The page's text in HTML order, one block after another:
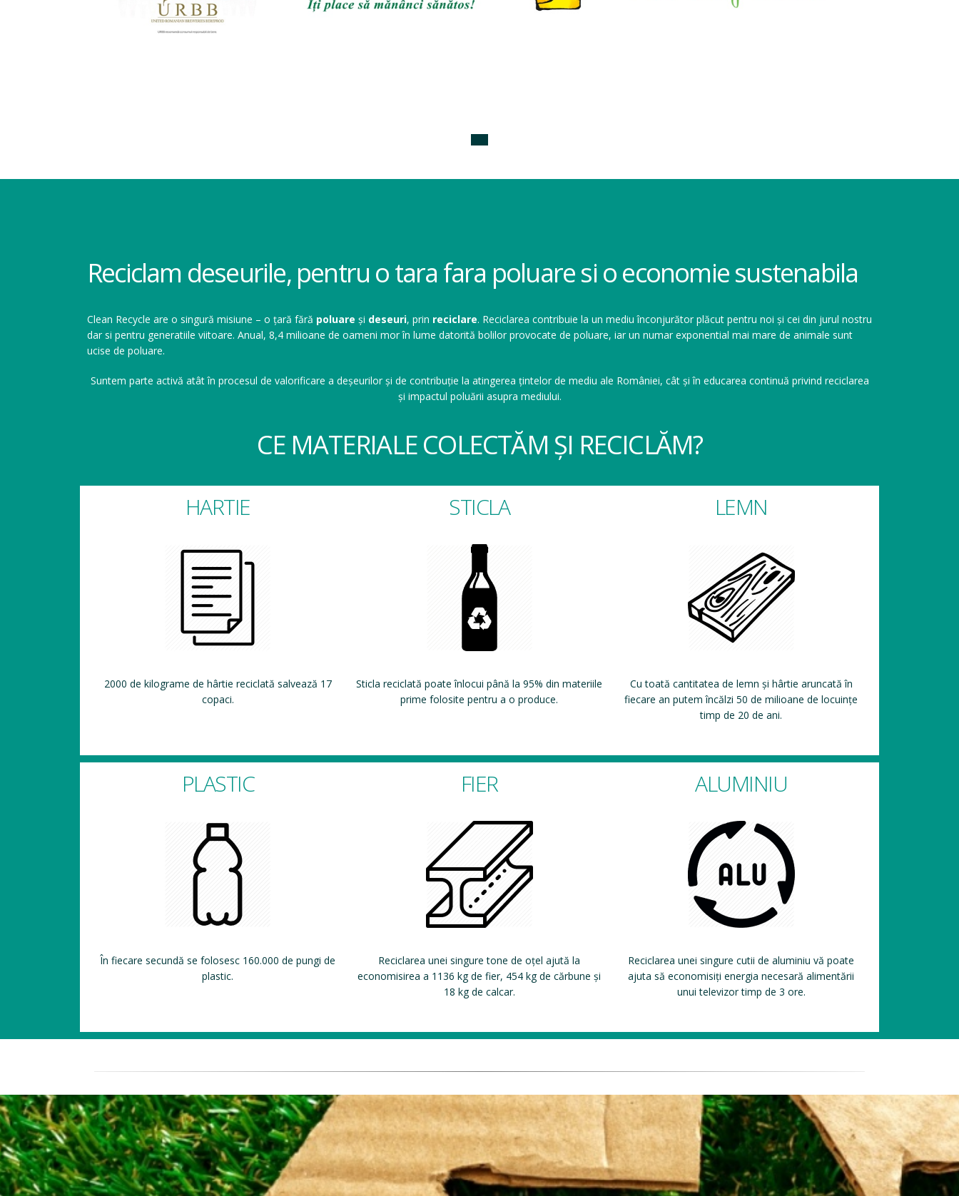
Reciclam deseurile, pentru o tara fara poluare si o economie sustenabila
Clean Recycle are o singură misiune – o țară fără poluare și deseuri, prin reciclare. Reciclarea contribuie la un mediu înconjurător plăcut pentru noi și cei din jurul nostru
dar si pentru generatiile viitoare. Anual, 8,4 milioane de oameni mor în lume datorită bolilor provocate de poluare, iar un numar exponential mai mare de animale sunt
ucise de poluare.
Suntem parte activă atât în procesul de valorificare a deșeurilor și de contribuție la atingerea țintelor de mediu ale României, cât și în educarea continuă privind reciclarea
și impactul poluării asupra mediului.
CE MATERIALE COLECTĂM ȘI RECICLĂM?
HARTIE
2000 de kilograme de hârtie reciclată salvează 17
copaci.
STICLA
Sticla reciclată poate înlocui până la 95% din materiile
prime folosite pentru a o produce.
LEMN
Cu toată cantitatea de lemn și hârtie aruncată în
fiecare an putem încălzi 50 de milioane de locuințe
timp de 20 de ani.
PLASTIC
În fiecare secundă se folosesc 160.000 de pungi de
plastic.
FIER
Reciclarea unei singure tone de oțel ajută la
economisirea a 1136 kg de fier, 454 kg de cărbune și
18 kg de calcar.
ALUMINIU
Reciclarea unei singure cutii de aluminiu vă poate
ajuta să economisiți energia necesară alimentării
unui televizor timp de 3 ore.